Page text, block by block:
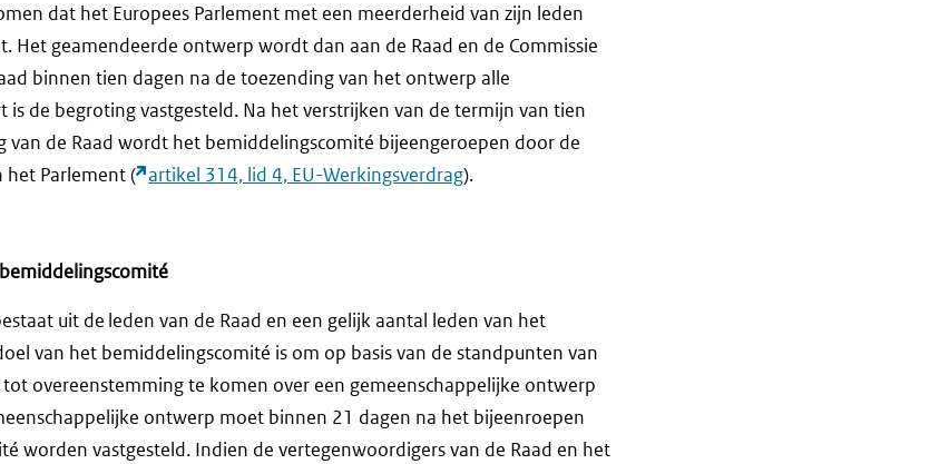
dat het Europees Parlement met een meerderheid van zijn leden
Het geamendeerde ontwerp wordt dan aan de Raad en de Commissie
binnen tien dagen na de toezending van het ontwerp alle
de begroting vastgesteld. Na het verstrijken van de termijn van tien
van de Raad wordt het bemiddelingscomité bijeengeroepen door de
het Parlement ( artikel 314, lid 4, EU-Werkingsverdrag).
uit de leden van de Raad en een gelijk aantal leden van het
van het bemiddelingscomité is om op basis van de standpunten van
overeenstemming te komen over een gemeenschappelijke ontwerp
ontwerp moet binnen 21 dagen na het bijeenroepen
worden vastgesteld. Indien de vertegenwoordigers van de Raad en het